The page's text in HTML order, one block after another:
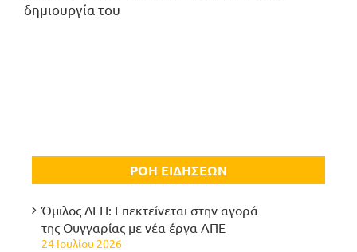
δημιουργία του
ΡΟΗ ΕΙΔΗΣΕΩΝ
Όμιλος ΔΕΗ: Επεκτείνεται στην αγορά
της Ουγγαρίας με νέα έργα ΑΠΕ
24 Ιουλίου 2026